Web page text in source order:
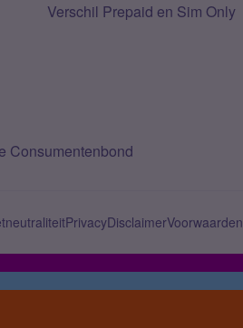
Verschil Prepaid en Sim Only
Consumentenbond
PrivacyDisclaimerVoorwaarden